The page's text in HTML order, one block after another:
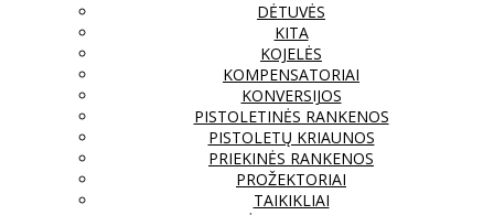
DĖTUVĖS
KITA
KOJELĖS
KOMPENSATORIAI
KONVERSIJOS
PISTOLETINĖS RANKENOS
PISTOLETŲ KRIAUNOS
PRIEKINĖS RANKENOS
PROŽEKTORIAI
TAIKIKLIAI